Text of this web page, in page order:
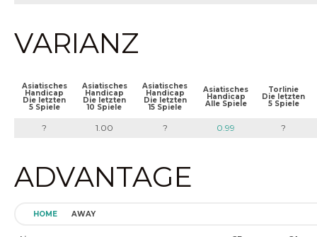
VARIANZ
Asiatisches
Handicap
Die letzten
5 Spiele
Asiatisches
Handicap
Die letzten
10 Spiele
Asiatisches
Handicap
Die letzten
15 Spiele
Asiatisches
Handicap
Alle Spiele
Torlinie
Die letzten
5 Spiele
? 1.00 ? 0.99 ?
ADVANTAGE
HOME AWAY